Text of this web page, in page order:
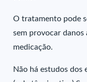
O tratamento pode
sem provocar danos
medicação.
Não há estudos